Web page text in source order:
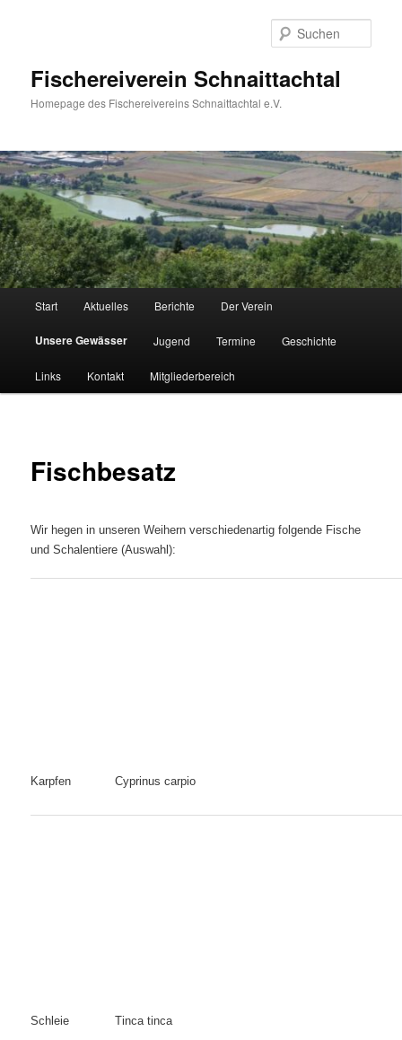
Fischereiverein Schnaittachtal
Homepage des Fischereivereins Schnaittachtal e.V.
Start Aktuelles Berichte Der Verein
Unsere Gewässer Jugend Termine Geschichte
Links Kontakt Mitgliederbereich
Fischbesatz
Wir hegen in unseren Weihern verschiedenartig folgende Fische
und Schalentiere (Auswahl):
Karpfen Cyprinus carpio
Schleie Tinca tinca